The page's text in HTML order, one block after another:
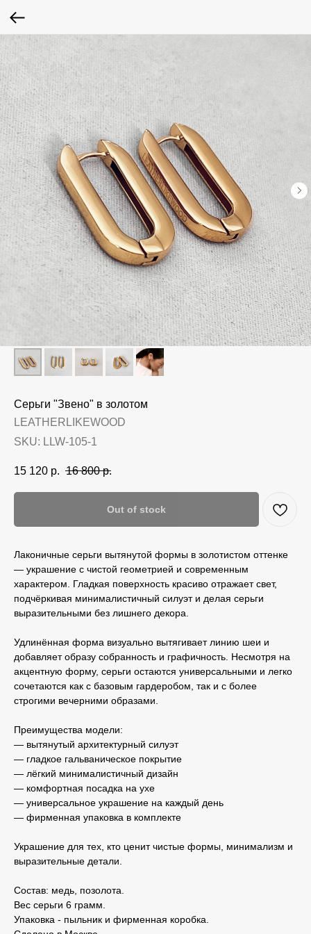
Серьги "Звено" в золотом
LEATHERLIKEWOOD
SKU: LLW-105-1
15 120 р. 16 800 р.
Out of stock
Лаконичные серьги вытянутой формы в золотистом оттенке
— украшение с чистой геометрией и современным
характером. Гладкая поверхность красиво отражает свет,
подчёркивая минималистичный силуэт и делая серьги
выразительными без лишнего декора.
Удлинённая форма визуально вытягивает линию шеи и
добавляет образу собранность и графичность. Несмотря на
акцентную форму, серьги остаются универсальными и легко
сочетаются как с базовым гардеробом, так и с более
строгими вечерними образами.
Преимущества модели:
— вытянутый архитектурный силуэт
— гладкое гальваническое покрытие
— лёгкий минималистичный дизайн
— комфортная посадка на ухе
— универсальное украшение на каждый день
— фирменная упаковка в комплекте
Украшение для тех, кто ценит чистые формы, минимализм и
выразительные детали.
Состав: медь, позолота.
Вес серьги 6 грамм.
Упаковка - пыльник и фирменная коробка.